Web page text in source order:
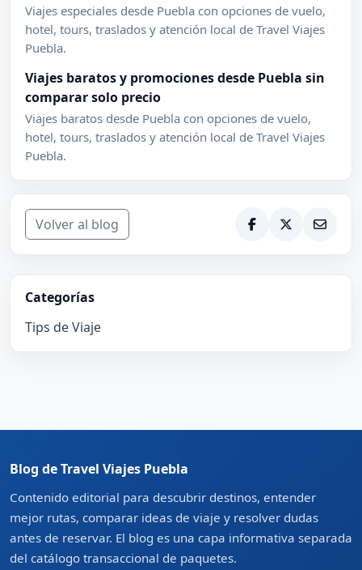
Viajes especiales desde Puebla con opciones de vuelo,
hotel, tours, traslados y atención local de Travel Viajes
Puebla.
Viajes baratos y promociones desde Puebla sin
comparar solo precio
Viajes baratos desde Puebla con opciones de vuelo,
hotel, tours, traslados y atención local de Travel Viajes
Puebla.
Volver al blog
Categorías
Tips de Viaje
Blog de Travel Viajes Puebla
Contenido editorial para descubrir destinos, entender
mejor rutas, comparar ideas de viaje y resolver dudas
antes de reservar. El blog es una capa informativa separada
del catálogo transaccional de paquetes.